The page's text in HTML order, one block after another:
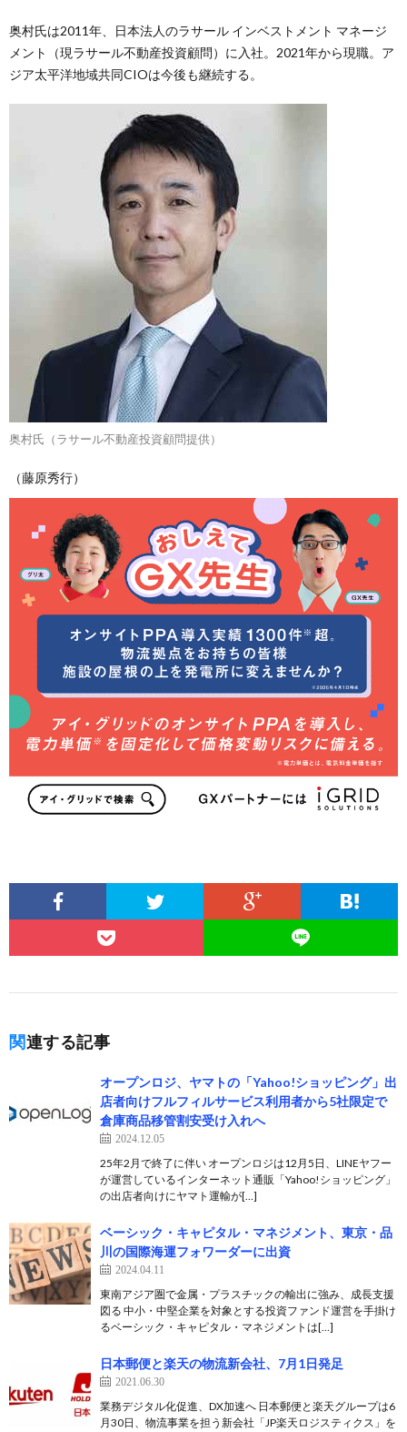
奥村氏は2011年、日本法人のラサール インベストメント マネージ
メント（現ラサール不動産投資顧問）に入社。2021年から現職。ア
ジア太平洋地域共同CIOは今後も継続する。
奥村氏（ラサール不動産投資顧問提供）
（藤原秀行）
関連する記事
オープンロジ、ヤマトの「Yahoo!ショッピング」出
店者向けフルフィルサービス利用者から5社限定で
倉庫商品移管割安受け入れへ
2024.12.05
25年2月で終了に伴い オープンロジは12月5日、LINEヤフー
が運営しているインターネット通販「Yahoo!ショッピング」
の出店者向けにヤマト運輸が[…]
ベーシック・キャピタル・マネジメント、東京・品
川の国際海運フォワーダーに出資
2024.04.11
東南アジア圏で金属・プラスチックの輸出に強み、成長支援
図る 中小・中堅企業を対象とする投資ファンド運営を手掛け
るベーシック・キャピタル・マネジメントは[…]
日本郵便と楽天の物流新会社、7月1日発足
2021.06.30
業務デジタル化促進、DX加速へ 日本郵便と楽天グループは6
月30日、物流事業を担う新会社「JP楽天ロジスティクス」を